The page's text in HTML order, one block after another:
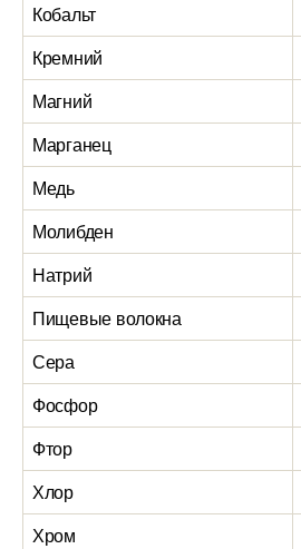
Кобальт
Кремний
Магний
Марганец
Медь
Молибден
Натрий
Пищевые волокна
Сера
Фосфор
Фтор
Хлор
Хром